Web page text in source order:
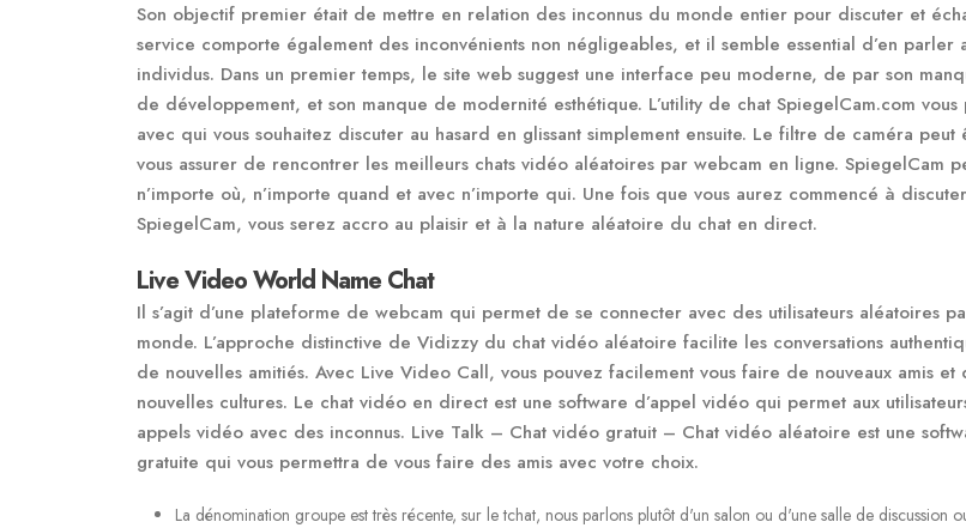
Son objectif premier était de mettre en relation des inconnus du monde entier pour discuter et
service comporte également des inconvénients non négligeables, et il semble essential d’en parler
individus. Dans un premier temps, le site web suggest une interface peu moderne, de par son
de développement, et son manque de modernité esthétique. L’utility de chat SpiegelCam.com
avec qui vous souhaitez discuter au hasard en glissant simplement ensuite. Le filtre de caméra
vous assurer de rencontrer les meilleurs chats vidéo aléatoires par webcam en ligne. SpiegelCam
n’importe où, n’importe quand et avec n’importe qui. Une fois que vous aurez commencé à
SpiegelCam, vous serez accro au plaisir et à la nature aléatoire du chat en direct.
Live Video World Name Chat
Il s’agit d’une plateforme de webcam qui permet de se connecter avec des utilisateurs aléatoires
monde. L’approche distinctive de Vidizzy du chat vidéo aléatoire facilite les conversations
de nouvelles amitiés. Avec Live Video Call, vous pouvez facilement vous faire de nouveaux amis
nouvelles cultures. Le chat vidéo en direct est une software d’appel vidéo qui permet aux
appels vidéo avec des inconnus. Live Talk – Chat vidéo gratuit – Chat vidéo aléatoire est une
gratuite qui vous permettra de vous faire des amis avec votre choix.
La dénomination groupe est très récente, sur le tchat, nous parlons plutôt d'un salon ou d'une salle de discussion